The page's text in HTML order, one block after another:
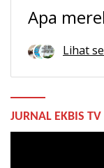
Apa
Lihat
JURNAL EKBIS TV